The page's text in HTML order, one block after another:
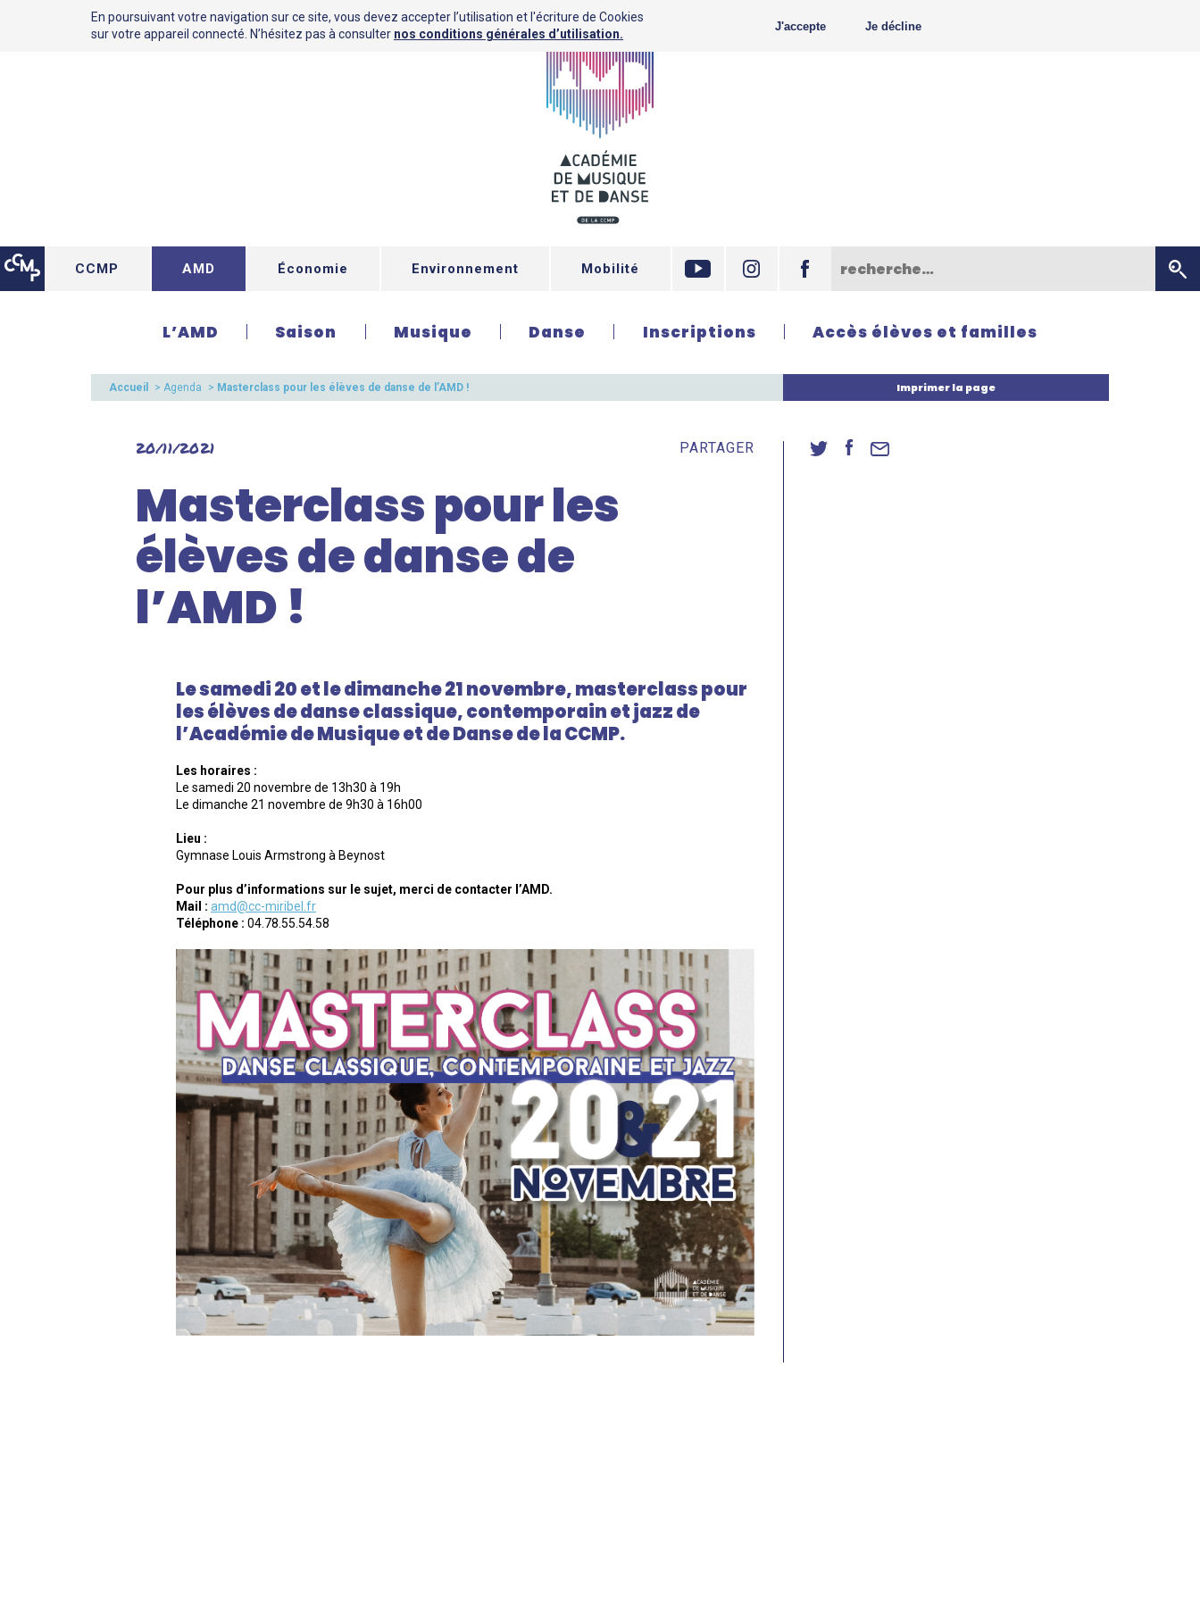
CCMP AMD Économie Environnement Mobilité
L’AMD Saison Musique Danse Inscriptions Accès élèves et familles
Accueil > Agenda > Masterclass pour les élèves de danse de l’AMD ! Imprimer la page
20/11/2021 PARTAGER
Masterclass pour les
élèves de danse de
l’AMD !
Le samedi 20 et le dimanche 21 novembre, masterclass pour
les élèves de danse classique, contemporain et jazz de
l’Académie de Musique et de Danse de la CCMP.
Les horaires :
Le samedi 20 novembre de 13h30 à 19h
Le dimanche 21 novembre de 9h30 à 16h00
Lieu :
Gymnase Louis Armstrong à Beynost
Pour plus d’informations sur le sujet, merci de contacter l’AMD.
Mail : amd@cc-miribel.fr
Téléphone : 04.78.55.54.58
En poursuivant votre navigation sur ce site, vous devez accepter l’utilisation et l'écriture de Cookies
sur votre appareil connecté. N’hésitez pas à consulter nos conditions générales d’utilisation.
J'accepte Je décline